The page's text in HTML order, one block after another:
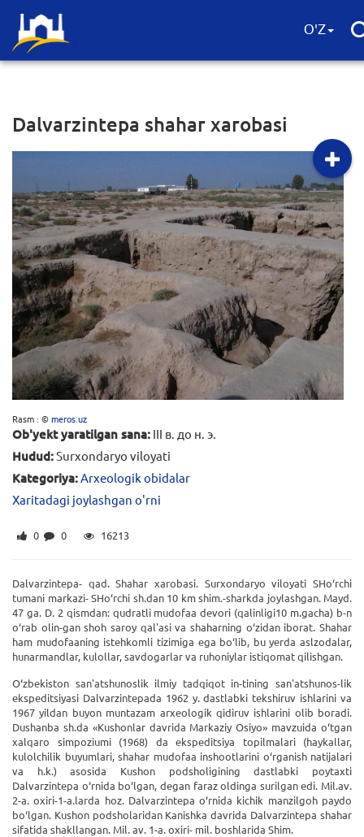
O'Z
Dalvarzintepa shahar xarobasi
Rasm : ©meros.uz
Ob'yekt yaratilgan sana: III в. до н. э.
Hudud:Surxondaryo viloyati
Kategoriya:Arxeologik obidalar
Xaritadagi joylashgan o'rni
0 0 16213
Dalvarzintepa- qad. Shahar xarobasi. Surxondaryo viloyati SHo‘rchi
tumani markazi- SHo‘rchi sh.dan 10 km shim.-sharkda joylashgan. Mayd.
47 ga. D. 2 qismdan: qudratli mudofaa devori (qalinligi10 m.gacha) b-n
o‘rab olin-gan shoh saroy qal'asi va shaharning o‘zidan iborat. Shahar
ham mudofaaning istehkomli tizimiga ega bo‘lib, bu yerda aslzodalar,
hunarmandlar, kulollar, savdogarlar va ruhoniylar istiqomat qilishgan.
O‘zbekiston san'atshunoslik ilmiy tadqiqot in-tining san'atshunos-lik
ekspeditsiyasi Dalvarzintepada 1962 y. dastlabki tekshiruv ishlarini va
1967 yildan buyon muntazam arxeologik qidiruv ishlarini olib boradi.
Dushanba sh.da «Kushonlar davrida Markaziy Osiyo» mavzuida o‘tgan
xalqaro simpoziumi (1968) da ekspeditsiya topilmalari (haykallar,
kulolchilik buyumlari, shahar mudofaa inshootlarini o‘rganish natijalari
va h.k.) asosida Kushon podsholigining dastlabki poytaxti
Dalvarzintepa o‘rnida bo‘lgan, degan faraz oldinga surilgan edi. Mil.av.
2-a. oxiri-1-a.larda hoz. Dalvarzintepa o‘rnida kichik manzilgoh paydo
bo‘lgan. Kushon podsholaridan Kanishka davrida Dalvarzintepa shahar
sifatida shakllangan. Mil. av. 1-a. oxiri- mil. boshlarida Shim.